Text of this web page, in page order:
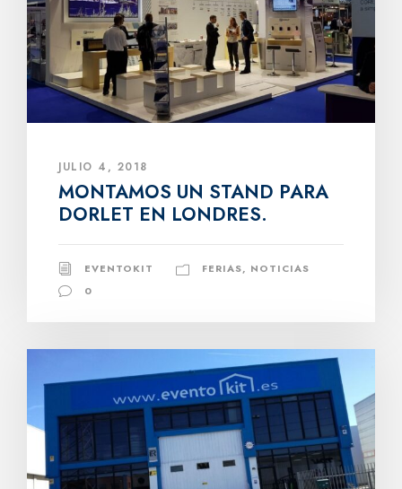
JULIO 4, 2018
MONTAMOS UN STAND PARA
DORLET EN LONDRES.
EVENTOKIT FERIAS, NOTICIAS
0